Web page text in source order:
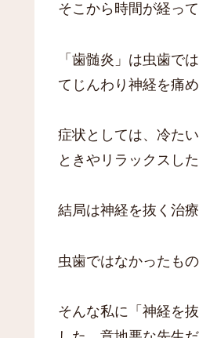
そこから時間が経っ
「歯髄炎」は虫歯で
てじんわり神経を痛
症状としては、冷た
ときやリラックスし
結局は神経を抜く治療
虫歯ではなかったも
そんな私に「神経を